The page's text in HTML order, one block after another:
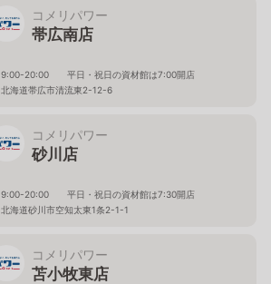
コメリパワー
帯広南店
9:00-20:00 平日・祝日の資材館は7:00開店
北海道帯広市清流東2-12-6
コメリパワー
砂川店
9:00-20:00 平日・祝日の資材館は7:30開店
北海道砂川市空知太東1条2-1-1
コメリパワー
苫小牧東店